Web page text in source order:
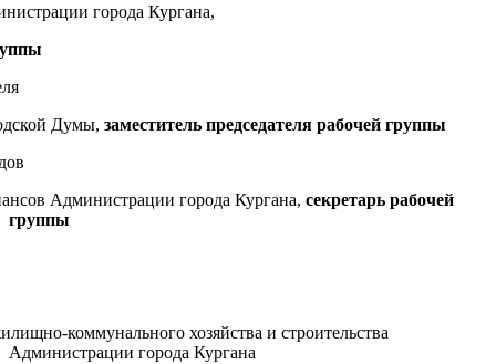
города Кургана,
Думы, заместитель председателя рабочей группы
Администрации города Кургана, секретарь рабочей
группы
коммунального хозяйства и строительства
Администрации города Кургана